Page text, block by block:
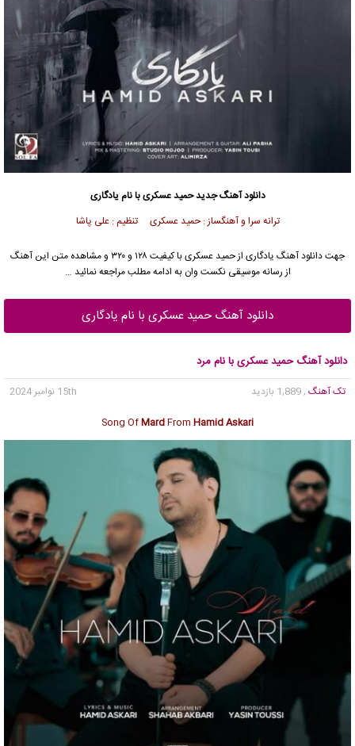
دانلود آهنگ جدیدحمید عسکریبا نام یادگاری
ترانه سرا و آهنگساز : حمید عسکری تنظیم : علی پاشا
جهت دانلود آهنگ یادگاری ازحمید عسکری
با کیفیت ۱۲۸ و ۳۲۰ و مشاهده متن این آهنگ
از رسانه موسیقی نکست وان به ادامه مطلب مراجعه نمائید …
دانلود آهنگ حمید عسکری با نام یادگاری
دانلود آهنگ حمید عسکری با نام مرد
تک آهنگ , 1,889 بازدید
15th نوامبر 2024
Song OfMardFrom Hamid Askari